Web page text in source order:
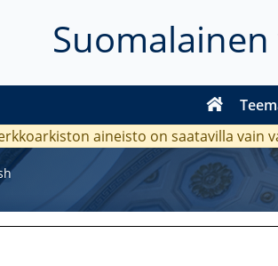
aineisto on saatavilla vain